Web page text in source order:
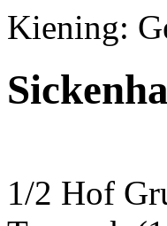
Kiening:
1/2 Hof